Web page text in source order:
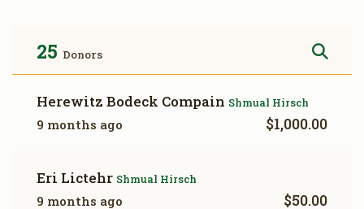
25 Donors
Herewitz Bodeck Compain Shmual Hirsch
9 months ago $1,000.00
Eri Lictehr Shmual Hirsch
9 months ago $50.00